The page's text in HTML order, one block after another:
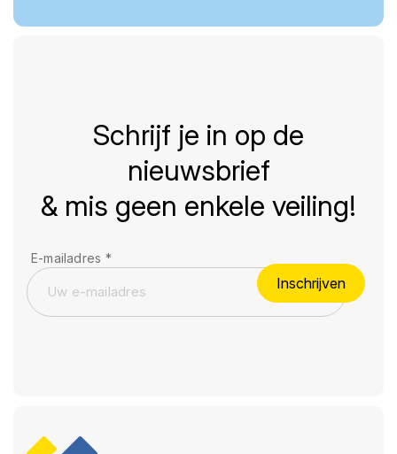
Schrijf je in op de
nieuwsbrief
& mis geen enkele veiling!
E-mailadres *
Inschrijven